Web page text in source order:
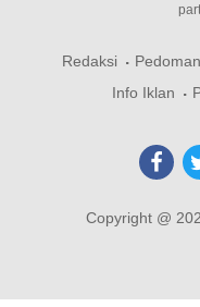
Redaksi
Info Iklan
Copyright @